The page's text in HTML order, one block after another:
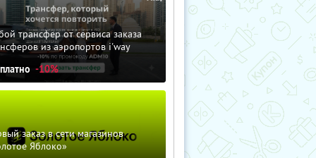
трансфер от сервиса заказа
из аэропортов i'way
-10%
заказ в сети магазинов
Яблоко»